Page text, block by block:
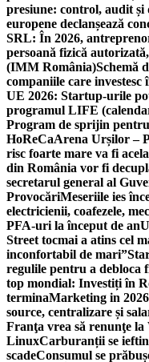
presiune: control, audit și
europene declanșează
SRL: În 2026,
persoană fizică
(IMM România)Schemă
companiile care
UE 2026: Startup-urile
programul LIFE
Program de sprijin
HoReCaArena Urșilor –
risc foarte mare va fi
din România vor fi
secretarul general al
ProvocăriMeseriile ies
electricienii, coafezele,
PFA-uri la început de an
Street tocmai a atins cel
inconfortabil de mari”
regulile pentru a debloca
top mondial: Investiți în
terminaMarketing in 2026
source, centralizare și
Franţa vrea să renunţe la
LinuxCarburanții se
scadeConsumul se